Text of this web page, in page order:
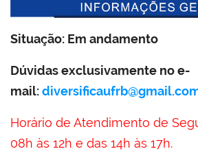
Situação: Em andamento
Dúvidas exclusivamente no e-
mail:
Horário de Atendimento de
08h às 12h e das 14h às 17h.